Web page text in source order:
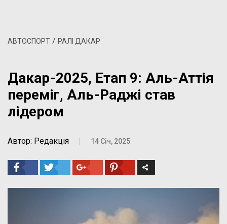
АВТОСПОРТ / РАЛІ ДАКАР
Дакар-2025, Етап 9: Аль-Аттія
переміг, Аль-Раджі став
лідером
Автор: Редакція 14 Січ, 2025